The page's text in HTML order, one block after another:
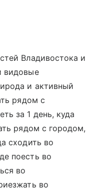
Владивостока и
видовые
и активный
рядом с
за 1 день, куда
рядом с городом,
сходить во
поесть во
во
во